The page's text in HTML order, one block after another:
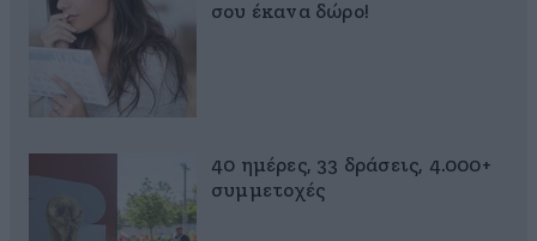
σου έκανα δώρο!
40 ημέρες, 33 δράσεις, 4.000+
συμμετοχές